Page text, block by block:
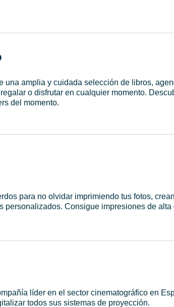
una amplia y cuidada selección de libros,
o disfrutar en cualquier momento.
del momento.
para no olvidar imprimiendo tus fotos,
personalizados. Consigue impresiones de alta
líder en el sector cinematográfico en
todos sus sistemas de proyección.